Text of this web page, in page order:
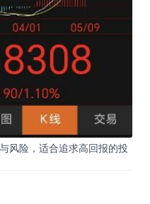
风险，适合追求高回报的投